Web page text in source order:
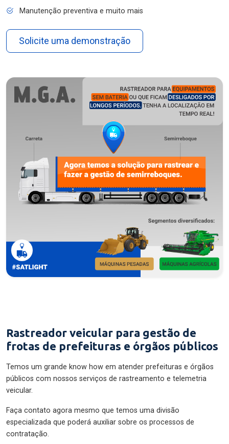
Manutenção preventiva e muito mais
Solicite uma demonstração
Rastreador veicular para gestão de
frotas de prefeituras e órgãos públicos
Temos um grande know how em atender prefeituras e órgãos
públicos com nossos serviços de rastreamento e telemetria
veicular.
Faça contato agora mesmo que temos uma divisão
especializada que poderá auxiliar sobre os processos de
contratação.